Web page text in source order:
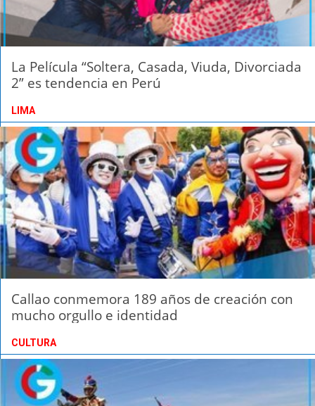
La Película “Soltera, Casada, Viuda, Divorciada
2” es tendencia en Perú
LIMA
Callao conmemora 189 años de creación con
mucho orgullo e identidad
CULTURA